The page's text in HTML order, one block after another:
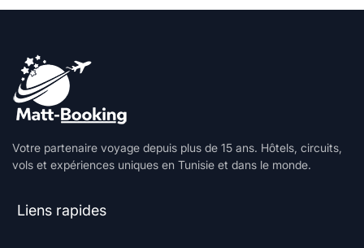
Votre partenaire voyage depuis plus de 15 ans. Hôtels, circuits,
vols et expériences uniques en Tunisie et dans le monde.
Liens rapides